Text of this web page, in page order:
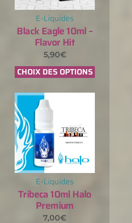
E-Liquides
Black Eagle 10ml –
Flavor Hit
5,90€
CHOIX DES OPTIONS
E-Liquides
Tribeca 10ml Halo
Premium
7,00€